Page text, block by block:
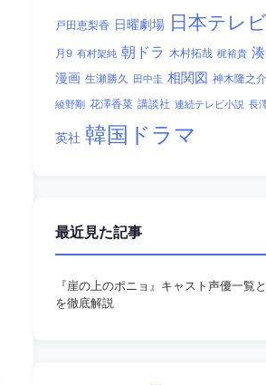
戸田恵梨香 日曜劇場 日本テレビ
月9 有村架純 朝ドラ 木村拓哉 梶裕貴
漫画 生瀬勝久 田中圭 相関図 神木隆之介
綾野剛 花澤香菜 講談社 連続テレビ小説 長
英社 韓国ドラマ
最近見た記事
『崖の上のポニョ』キャスト声優一覧
を徹底解説